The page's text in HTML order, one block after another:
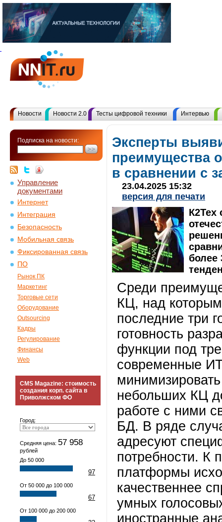
Новости Новости 2.0 Тесты цифровой техники Интервью
Подписка на новости:
Управление
документами
Интернет
Интеграция
Безопасность
Мобильная связь
Фиксированная связь
ПО
Рынок ПК
Маркетинг
Торговые сети
Оборудование
Outsourcing
Кадры
Регулирование
Финансы
Web
CMS Magazine: стоимость
создания корп. сайта в
Приволжском ФО
Город:
Средняя цена: 57 958
рублей
До 50 000
97
От 50 000 до 100 000
67
От 100 000 до 200 000
Эксперты
преимущества
в сравнении с
23.04.2025 15:32
версия для печати
К2Тех
более
Среди
КЦ, над
последние три
готовность
функции под
современные
небольших КЦ
работе с ними
БД. В ряде
адресуют
потребности. К
платформы
качественнее
умных
иностранные